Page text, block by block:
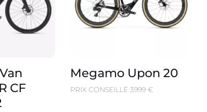
CF
Megamo Upon 20
PRIX CONSEILLÉ 3999 €